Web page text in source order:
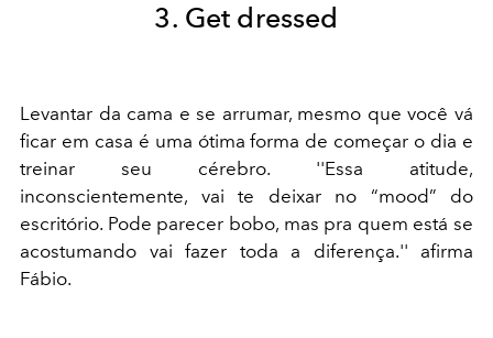
3. Get dressed
Levantar da cama e se arrumar, mesmo que você vá
ficar em casa é uma ótima forma de começar o dia e
treinar seu cérebro. ''Essa atitude,
inconscientemente, vai te deixar no “mood” do
escritório. Pode parecer bobo, mas pra quem está se
acostumando vai fazer toda a diferença.'' afirma
Fábio.